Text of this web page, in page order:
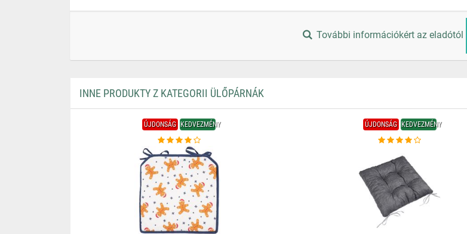
További információkért az eladótól
INNE PRODUKTY Z KATEGORII ÜLŐPÁRNÁK
ÚJDONSÁG KEDVEZMÉNY ÚJDONSÁG KEDVEZMÉNY